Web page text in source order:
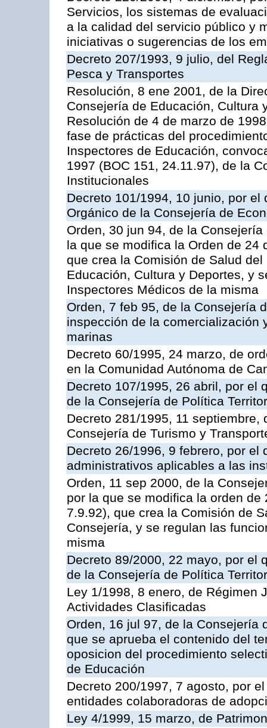
Servicios, los sistemas de
a la calidad del servicio público y
iniciativas o sugerencias de los
Decreto 207/1993, 9 julio, del
Pesca y Transportes
Resolución, 8 ene 2001, de la
Consejería de Educación, Cultura
Resolución de 4 de marzo de
fase de prácticas del
Inspectores de Educación,
1997 (BOC 151, 24.11.97), de la
Institucionales
Decreto 101/1994, 10 junio, por
Orgánico de la Consejería de
Orden, 30 jun 94, de la
la que se modifica la Orden de 24
que crea la Comisión de Salud
Educación, Cultura y Deportes, y
Inspectores Médicos de la misma
Orden, 7 feb 95, de la Consejería
inspección de la comercialización
marinas
Decreto 60/1995, 24 marzo, de
en la Comunidad Autónoma de
Decreto 107/1995, 26 abril, por el
de la Consejería de Política
Decreto 281/1995, 11
Consejería de Turismo y
Decreto 26/1996, 9 febrero, por
administrativos aplicables a las
Orden, 11 sep 2000, de la
por la que se modifica la orden
7.9.92), que crea la Comisión de
Consejería, y se regulan las
misma
Decreto 89/2000, 22 mayo, por el
de la Consejería de Política
Ley 1/1998, 8 enero, de Régimen
Actividades Clasificadas
Orden, 16 jul 97, de la Consejería
que se aprueba el contenido del
oposicion del procedimiento
de Educación
Decreto 200/1997, 7 agosto, por
entidades colaboradoras de
Ley 4/1999, 15 marzo, de